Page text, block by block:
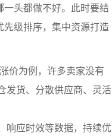
头都做不好。此时要结
级排序，集中资源打造
价为例，许多卖家没有
发货、分散供应商、灵活
响应时效等数据，持续优